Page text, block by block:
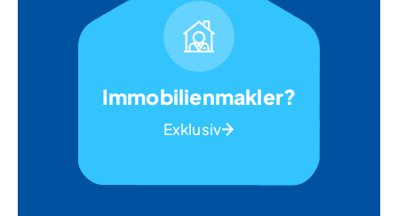
Immobilienmakler?
Exklusiv